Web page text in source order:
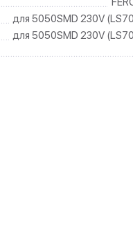
Беспроводные
для 5050SMD 230V
для 5050SMD 230V